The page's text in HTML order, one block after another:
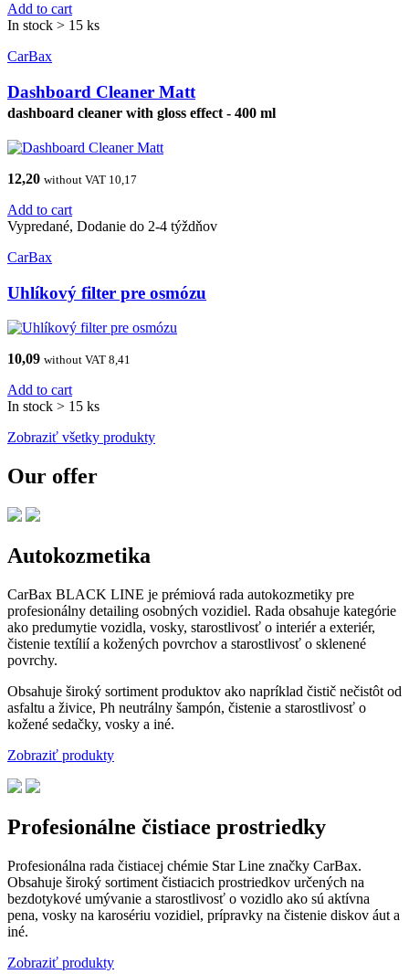
Add to cart
In stock > 15 ks
CarBax
Dashboard Cleaner Matt
dashboard cleaner with gloss effect - 400 ml
12,20 without VAT 10,17
Add to cart
Vypredané, Dodanie do 2-4 týždňov
CarBax
Uhlíkový filter pre osmózu
10,09 without VAT 8,41
Add to cart
In stock > 15 ks
Zobraziť všetky produkty
Our offer
Autokozmetika
CarBax BLACK LINE je prémiová rada autokozmetiky pre
profesionálny detailing osobných vozidiel. Rada obsahuje kategórie
ako predumytie vozidla, vosky, starostlivosť o interiér a exteriér,
čistenie textílií a kožených povrchov a starostlivosť o sklenené
povrchy.
Obsahuje široký sortiment produktov ako napríklad čistič nečistôt od
asfaltu a živice, Ph neutrálny šampón, čistenie a starostlivosť o
kožené sedačky, vosky a iné.
Zobraziť produkty
Profesionálne čistiace prostriedky
Profesionálna rada čistiacej chémie Star Line značky CarBax.
Obsahuje široký sortiment čistiacich prostriedkov určených na
bezdotykové umývanie a starostlivosť o vozidlo ako sú aktívna
pena, vosky na karosériu vozidiel, prípravky na čistenie diskov áut a
iné.
Zobraziť produkty